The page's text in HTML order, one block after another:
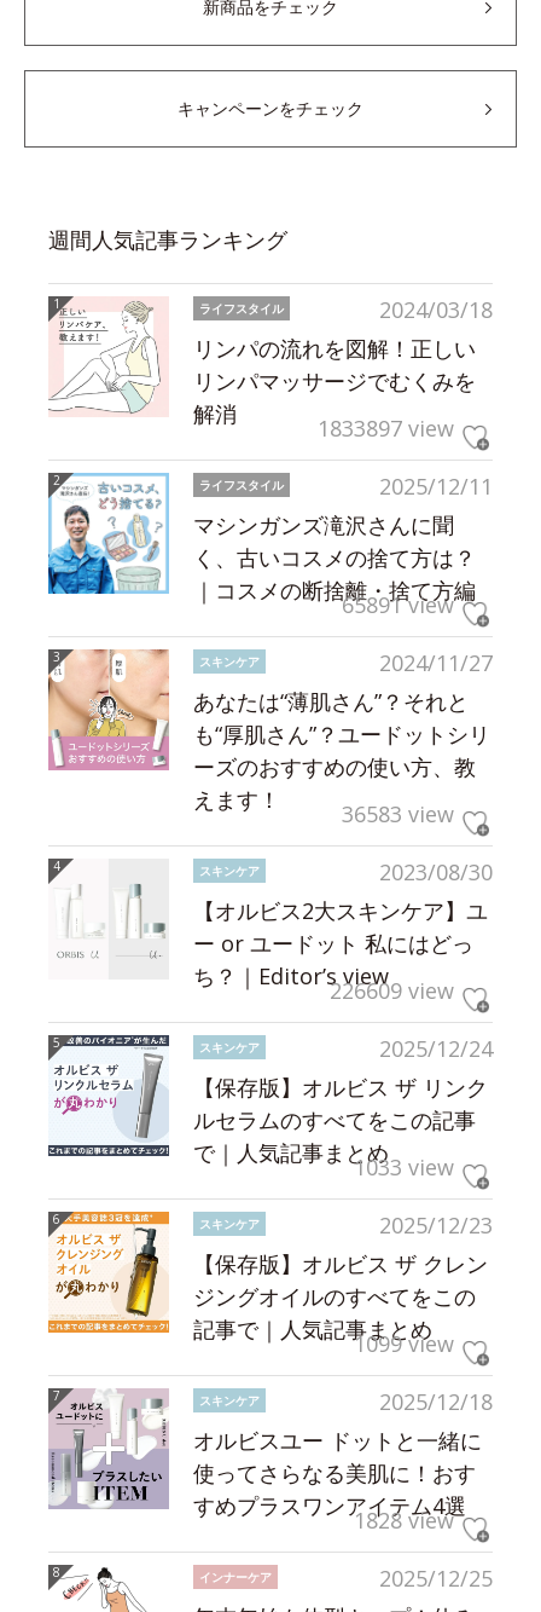
新商品をチェック
キャンペーンをチェック
週間人気記事ランキング
2024/03/18
ライフスタイル
リンパの流れを図解！正しい
リンパマッサージでむくみを
解消
1833897 view
2025/12/11
ライフスタイル
マシンガンズ滝沢さんに聞
く、古いコスメの捨て方は？
｜コスメの断捨離・捨て方編
65891 view
2024/11/27
スキンケア
あなたは“薄肌さん”？それと
も“厚肌さん”？ユードットシリ
ーズのおすすめの使い方、教
えます！
36583 view
2023/08/30
スキンケア
【オルビス2大スキンケア】ユ
ー or ユードット 私にはどっ
ち？｜Editor’s view226609 view
2025/12/24
スキンケア
【保存版】オルビス ザ リンク
ルセラムのすべてをこの記事
で｜人気記事まとめ1033 view
2025/12/23
スキンケア
【保存版】オルビス ザ クレン
ジングオイルのすべてをこの
記事で｜人気記事まとめ
1099 view
2025/12/18
スキンケア
オルビスユー ドットと一緒に
使ってさらなる美肌に！おす
すめプラスワンアイテム4選
1828 view
2025/12/25
インナーケア